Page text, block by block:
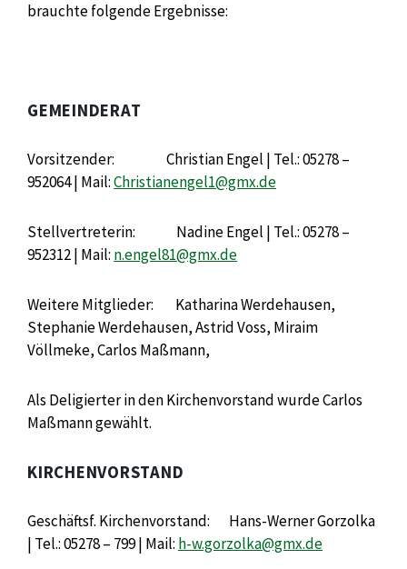
brauchte folgende Ergebnisse:
GEMEINDERAT
Vorsitzender: Christian Engel | Tel.: 05278 –
952064 | Mail:Christianengel1@gmx.de
Stellvertreterin: Nadine Engel | Tel.: 05278 –
952312 | Mail: n.engel81@gmx.de
Weitere Mitglieder: Katharina Werdehausen,
Stephanie Werdehausen, Astrid Voss, Miraim
Völlmeke, Carlos Maßmann,
Als Deligierter in den Kirchenvorstand wurde Carlos
Maßmann gewählt.
KIRCHENVORSTAND
Geschäftsf. Kirchenvorstand: Hans-Werner Gorzolka
| Tel.: 05278 – 799 | Mail: h-w.gorzolka@gmx.de